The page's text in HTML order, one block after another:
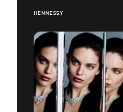
HENNESSY